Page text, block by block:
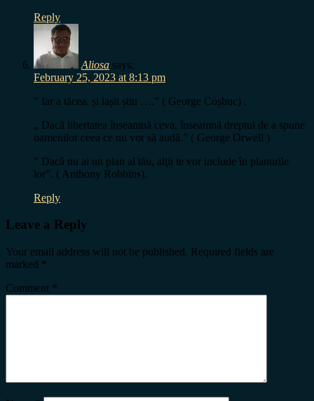
Reply
Aliosa says:
February 25, 2023 at 8:13 pm
” Iar a tăcea. și lașii știu ….” ( George Coșbuc) .
„ Dacă libertatea înseamnă ceva, înseamnă dreptul de a spune
oamenilor ceea ce nu vor să audă.” ( George Orwell )
” Dacă nu ai un plan al tău, alţii te vor include în planurile
lor”. ( Anthony Robbins).
Reply
Leave a Reply
Your email address will not be published. Required fields are
marked *
Comment *